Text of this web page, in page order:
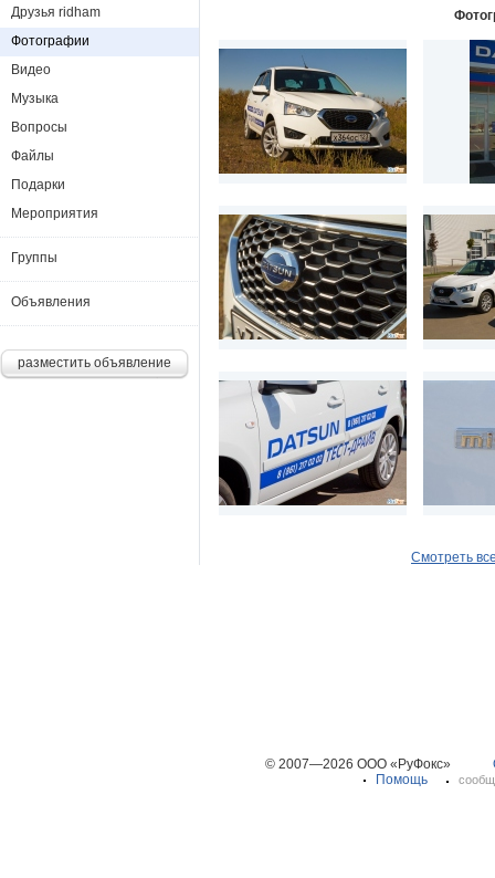
Смотреть
Друзья ridham
Фотографии
Видео
Музыка
Вопросы
Файлы
Подарки
Мероприятия
Группы
Объявления
разместить объявление
© 2007—2026 ООО «РуФокс»
Помощь